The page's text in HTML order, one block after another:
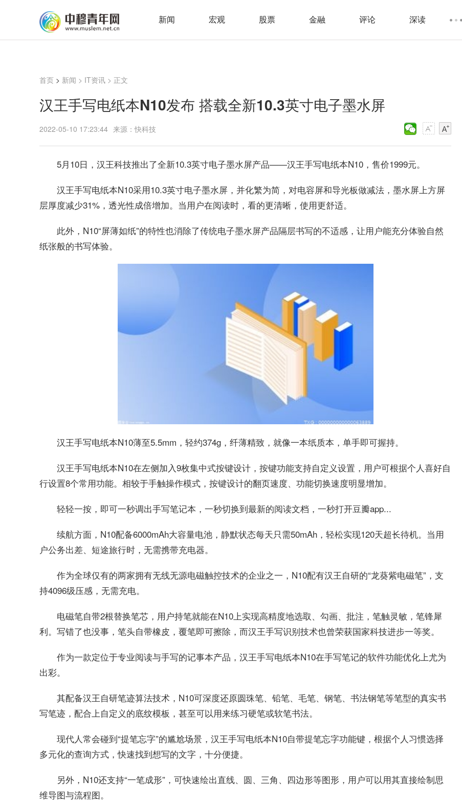
新闻 宏观 股票 金融 评论 深读
首页 > 新闻 > IT资讯 > 正文
汉王手写电纸本N10发布 搭载全新10.3英寸电子墨水屏
2022-05-10 17:23:44 来源：快科技
5月10日，汉王科技推出了全新10.3英寸电子墨水屏产品——汉王手写电纸本N10，售价1999元。
汉王手写电纸本N10采用10.3英寸电子墨水屏，并化繁为简，对电容屏和导光板做减法，墨水屏上方屏
层厚度减少31%，透光性成倍增加。当用户在阅读时，看的更清晰，使用更舒适。
此外，N10“屏薄如纸”的特性也消除了传统电子墨水屏产品隔层书写的不适感，让用户能充分体验自然
纸张般的书写体验。
汉王手写电纸本N10薄至5.5mm，轻约374g，纤薄精致，就像一本纸质本，单手即可握持。
汉王手写电纸本N10在左侧加入9枚集中式按键设计，按键功能支持自定义设置，用户可根据个人喜好自
行设置8个常用功能。相较于手触操作模式，按键设计的翻页速度、功能切换速度明显增加。
轻轻一按，即可一秒调出手写笔记本，一秒切换到最新的阅读文档，一秒打开豆瓣app...
续航方面，N10配备6000mAh大容量电池，静默状态每天只需50mAh，轻松实现120天超长待机。当用
户公务出差、短途旅行时，无需携带充电器。
作为全球仅有的两家拥有无线无源电磁触控技术的企业之一，N10配有汉王自研的“龙葵紫电磁笔”，支
持4096级压感，无需充电。
电磁笔自带2根替换笔芯，用户持笔就能在N10上实现高精度地选取、勾画、批注，笔触灵敏，笔锋犀
利。写错了也没事，笔头自带橡皮，覆笔即可擦除，而汉王手写识别技术也曾荣获国家科技进步一等奖。
作为一款定位于专业阅读与手写的记事本产品，汉王手写电纸本N10在手写笔记的软件功能优化上尤为
出彩。
其配备汉王自研笔迹算法技术，N10可深度还原圆珠笔、铅笔、毛笔、钢笔、书法钢笔等笔型的真实书
写笔迹，配合上自定义的底纹模板，甚至可以用来练习硬笔或软笔书法。
现代人常会碰到“提笔忘字”的尴尬场景，汉王手写电纸本N10自带提笔忘字功能键，根据个人习惯选择
多元化的查询方式，快速找到想写的文字，十分便捷。
另外，N10还支持“一笔成形”，可快速绘出直线、圆、三角、四边形等图形，用户可以用其直接绘制思
维导图与流程图。